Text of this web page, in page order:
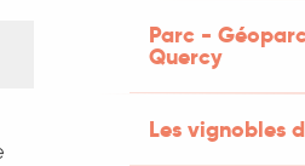
Parc -
Quercy
Les vignobles